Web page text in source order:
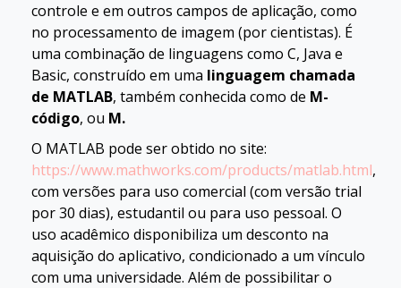
controle e em outros campos de aplicação, como
no processamento de imagem (por cientistas). É
uma combinação de linguagens como C, Java e
Basic, construído em uma linguagem chamada
de MATLAB, também conhecida como de M-
código, ou M.
O MATLAB pode ser obtido no site:
https://www.mathworks.com/products/matlab.html,
com versões para uso comercial (com versão trial
por 30 dias), estudantil ou para uso pessoal. O
uso acadêmico disponibiliza um desconto na
aquisição do aplicativo, condicionado a um vínculo
com uma universidade. Além de possibilitar o